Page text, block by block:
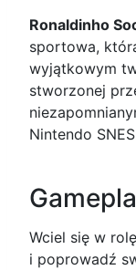
Ronaldinho
sportowa,
wyjątkowym
stworzonej
Nintendo
Wciel się w
i poprowadź